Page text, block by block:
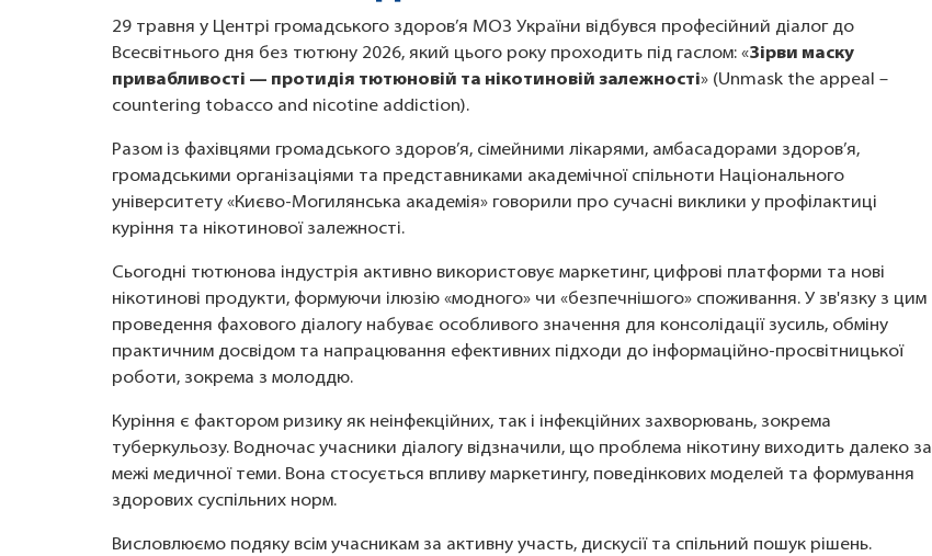
29 травня у Центрі громадського здоров’я МОЗ України відбувся професійний діалог до
Всесвітнього дня без тютюну 2026, який цього року проходить під гаслом: «Зірви маску
привабливості — протидія тютюновій та нікотиновій залежності» (Unmask the appeal –
countering tobacco and nicotine addiction).
Разом із фахівцями громадського здоров’я, сімейними лікарями, амбасадорами здоров’я,
громадськими організаціями та представниками академічної спільноти Національного
університету «Києво-Могилянська академія» говорили про сучасні виклики у профілактиці
куріння та нікотинової залежності.
Сьогодні тютюнова індустрія активно використовує маркетинг, цифрові платформи та нові
нікотинові продукти, формуючи ілюзію «модного» чи «безпечнішого» споживання. У зв'язку з цим
проведення фахового діалогу набуває особливого значення для консолідації зусиль, обміну
практичним досвідом та напрацювання ефективних підходи до інформаційно-просвітницької
роботи, зокрема з молоддю.
Куріння є фактором ризику як неінфекційних, так і інфекційних захворювань, зокрема
туберкульозу. Водночас учасники діалогу відзначили, що проблема нікотину виходить далеко за
межі медичної теми. Вона стосується впливу маркетингу, поведінкових моделей та формування
здорових суспільних норм.
Висловлюємо подяку всім учасникам за активну участь, дискусії та спільний пошук рішень.